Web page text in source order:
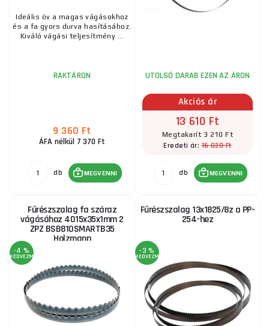
Ideális öv a magas vágásokhoz
és a fa gyors durva hasításához.
Kiváló vágási teljesítmény ...
RAKTÁRON
9 360 Ft
ÁFA nélkül 7 370 Ft
db MEGVENNI
UTOLSÓ DARAB EZEN AZ ÁRON
Akciós ár
13 610 Ft
Megtakarít 3 210 Ft
Eredeti ár:16 820 Ft
db MEGVENNI
Fűrészszalag fa száraz
vágásához 4015x35x1mm 2
ZPZ BSB810SMARTB35
Holzmann
-4 %
KEDVEZMÉNY
Fűrészszalag 13x1825/8z a PP-
254-hez
-3 %
KEDVEZMÉNY